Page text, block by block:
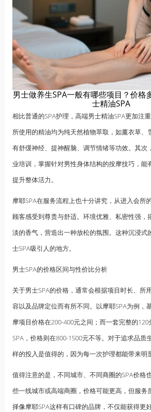
男士做养生SPA一般有哪些项目？价格
士精油SPA
相比普通的SPA护理，高端男士精油SPA更加注
所使用的精油均为纯天然植物萃取，如薰衣草、
有舒缓神经、提神醒脑、调节情绪等功效。其次
业培训，掌握针对男性身体结构的按摩技巧，能
提升整体活力。
摩耶SPA在服务流程上也十分讲究，从进入会所
顾客感受到尊贵与舒适。环境优雅、私密性强，
淡的香气，营造出一种放松的氛围。这种沉浸式
士SPA吸引人的地方。
男士SPA的价格区间与性价比分析
关于男士SPA的价格，通常会根据项目时长、所
容以及品牌定位而有所不同。以摩耶SPA为例，
摩项目价格在200-400元之间；而一套完整的
SPA，价格则在800-1500元不等。对于追求品质
样的投入是值得的，因为每一次护理都能带来明
值得注意的是，不同城市、不同商圈的SPA价格
些一线城市或高端商圈，价格可能更高，但服务
择像摩耶SPA这样有口碑的品牌，不仅能获得更